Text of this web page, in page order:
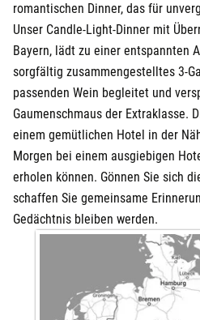
romantischen Dinner, das für
Unser Candle-Light-Dinner mit
Bayern, lädt zu einer entspannten
sorgfältig zusammengestelltes 3-
passenden Wein begleitet und
Gaumenschmaus der Extraklasse.
einem gemütlichen Hotel in der
Morgen bei einem ausgiebigen
erholen können. Gönnen Sie sich
schaffen Sie gemeinsame
Gedächtnis bleiben werden.